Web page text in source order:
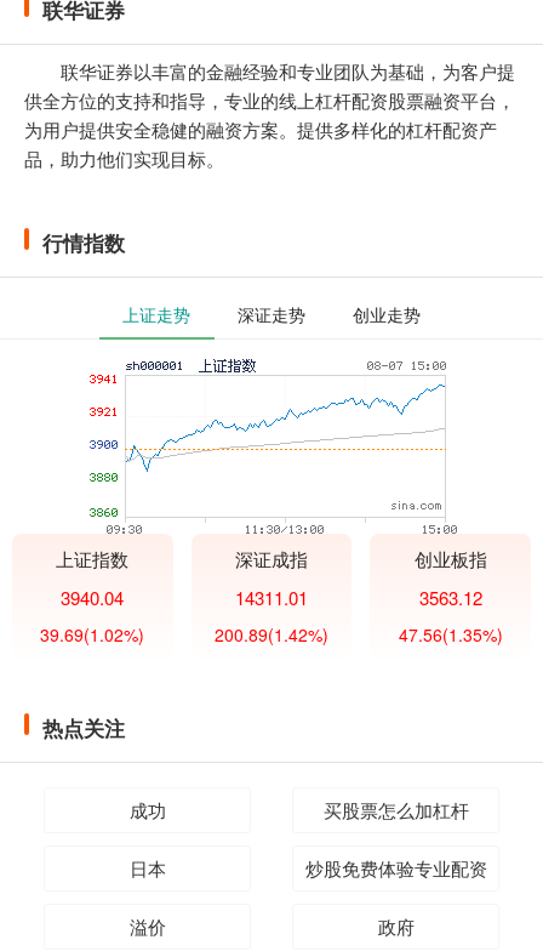
联华证券
联华证券以丰富的金融经验和专业团队为基础，为客户提
供全方位的支持和指导，专业的线上杠杆配资股票融资平台，
为用户提供安全稳健的融资方案。提供多样化的杠杆配资产
品，助力他们实现目标。
行情指数
上证走势 深证走势 创业走势
上证指数
3940.04
39.69(1.02%)
深证成指
14311.01
200.89(1.42%)
创业板指
3563.12
47.56(1.35%)
热点关注
成功 买股票怎么加杠杆
日本 炒股免费体验专业配资
溢价 政府